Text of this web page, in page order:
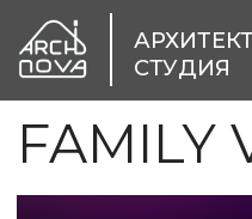
АРХИТЕКТУРНАЯ
СТУДИЯ
FAMILY